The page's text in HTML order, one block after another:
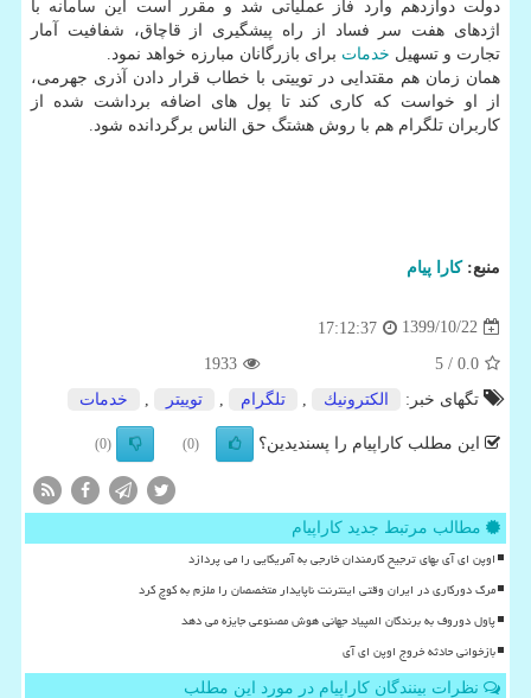
دولت دوازدهم وارد فاز عملیاتی شد و مقرر است این سامانه با
اژدهای هفت سر فساد از راه پیشگیری از قاچاق، شفافیت‬⁩ آمار
تجارت و تسهیل خدمات برای بازرگانان مبارزه خواهد نمود.
همان زمان هم مقتدایی در توییتی با خطاب قرار دادن آذری جهرمی،
از او خواست که کاری کند تا پول های اضافه برداشت شده از
کاربران تلگرام هم با روش هشتگ حق الناس برگردانده شود.
منبع:كارا پیام
1399/10/22
17:12:37
0.0
/ 5
1933
تگهای خبر:
الكترونیك تلگرام توییتر خدمات
این مطلب کاراپیام را پسندیدین؟ (0)
(0)
مطالب مرتبط جدید کاراپیام
اوپن ای آی بهای ترجیح کارمندان خارجی به آمریکایی را می پردازد
مرگ دورکاری در ایران وقتی اینترنت ناپایدار متخصصان را ملزم به کوچ کرد
پاول دوروف به برندگان المپیاد جهانی هوش مصنوعی جایزه می دهد
بازخوانی حادثه خروج اوپن ای آی
نظرات بینندگان کاراپیام در مورد این مطلب